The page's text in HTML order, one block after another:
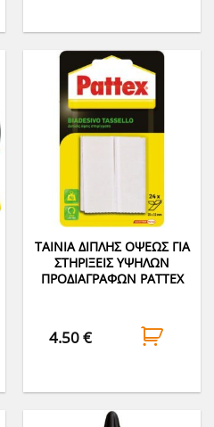
ΤΑΙΝΙΑ ΔΙΠΛΗΣ ΟΨΕΩΣ ΓΙΑ
ΣΤΗΡΙΞΕΙΣ ΥΨΗΛΩΝ
ΠΡΟΔΙΑΓΡΑΦΩΝ PATTEX
4.50€